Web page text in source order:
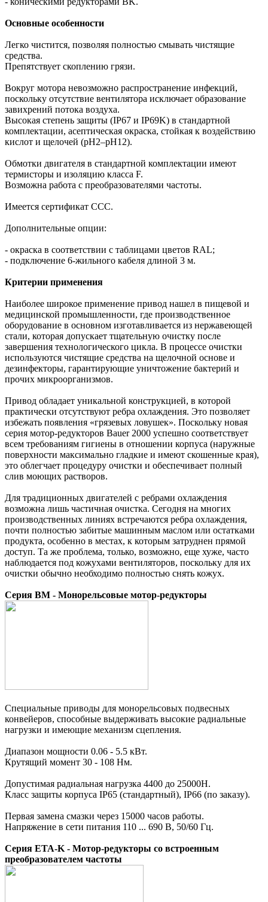
Основные особенности
Легко чистится, позволяя полностью смывать чистящие
средства.
Препятствует скоплению грязи.
Вокруг мотора невозможно распространение инфекций,
поскольку отсутствие вентилятора исключает образование
завихрений потока воздуха.
Высокая степень защиты (IP67 и IP69K) в стандартной
комплектации, асептическая окраска, стойкая к воздействию
кислот и щелочей (pH2–pH12).
Обмотки двигателя в стандартной комплектации имеют
термисторы и изоляцию класса F.
Возможна работа с преобразователями частоты.
Имеется сертификат ССС.
Дополнительные опции:
- окраска в соответствии с таблицами цветов RAL;
- подключение 6-жильного кабеля длиной 3 м.
Критерии применения
Наиболее широкое применение привод нашел в пищевой и
медицинской промышленности, где производственное
оборудование в основном изготавливается из нержавеющей
стали, которая допускает тщательную очистку после
завершения технологического цикла. В процессе очистки
используются чистящие средства на щелочной основе и
дезинфекторы, гарантирующие уничтожение бактерий и
прочих микроорганизмов.
Привод обладает уникальной конструкцией, в которой
практически отсутствуют ребра охлаждения. Это позволяет
избежать появления «грязевых ловушек». Поскольку новая
серия мотор-редукторов Bauer 2000 успешно соответствует
всем требованиям гигиены в отношении корпуса (наружные
поверхности максимально гладкие и имеют скошенные края),
это облегчает процедуру очистки и обеспечивает полный
слив моющих растворов.
Для традиционных двигателей с ребрами охлаждения
возможна лишь частичная очистка. Сегодня на многих
производственных линиях встречаются ребра охлаждения,
почти полностью забитые машинным маслом или остатками
продукта, особенно в местах, к которым затруднен прямой
доступ. Та же проблема, только, возможно, еще хуже, часто
наблюдается под кожухами вентиляторов, поскольку для их
очистки обычно необходимо полностью снять кожух.
Серия BM - Монорельсовые мотор-редукторы
Специальные приводы для монорельсовых подвесных
конвейеров, способные выдерживать высокие радиальные
нагрузки и имеющие механизм сцепления.
Диапазон мощности 0.06 - 5.5 кВт.
Крутящий момент 30 - 108 Нм.
Допустимая радиальная нагрузка 4400 до 25000Н.
Класс защиты корпуса IP65 (стандартный), IP66 (по заказу).
Первая замена смазки через 15000 часов работы.
Напряжение в сети питания 110 ... 690 В, 50/60 Гц.
Серия ETA-K - Мотор-редукторы со встроенным
преобразователем частоты